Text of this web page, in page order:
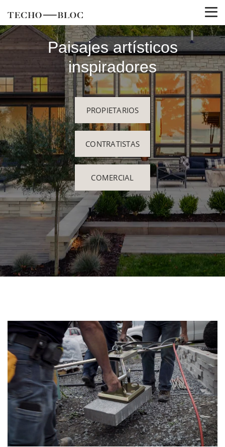
Paisajes artísticos
inspiradores
PROPIETARIOS
CONTRATISTAS
COMERCIAL